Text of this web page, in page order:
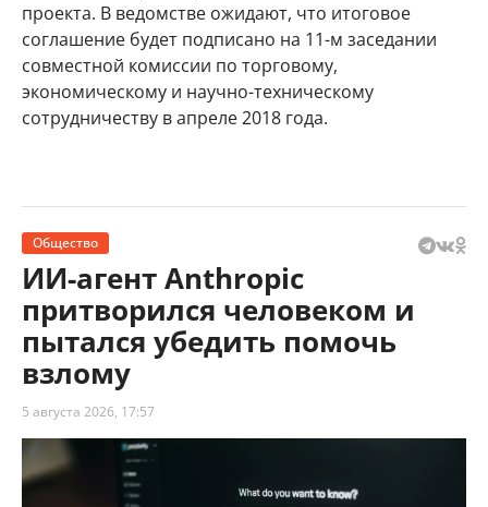
проекта. В ведомстве ожидают, что итоговое
соглашение будет подписано на 11-м заседании
совместной комиссии по торговому,
экономическому и научно-техническому
сотрудничеству в апреле 2018 года.
Общество
ИИ-агент Anthropic
притворился человеком и
пытался убедить помочь
взлому
5 августа 2026, 17:57